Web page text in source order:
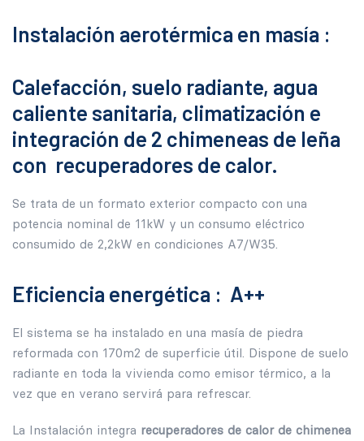
Instalación aerotérmica en masía :
Calefacción, suelo radiante, agua
caliente sanitaria, climatización e
integración de 2 chimeneas de leña
con recuperadores de calor.
Se trata de un formato exterior compacto con una
potencia nominal de 11kW y un consumo eléctrico
consumido de 2,2kW en condiciones A7/W35.
Eficiencia energética : A++
El sistema se ha instalado en una masía de piedra
reformada con 170m2 de superficie útil. Dispone de suelo
radiante en toda la vivienda como emisor térmico, a la
vez que en verano servirá para refrescar.
La Instalación integra recuperadores de calor de chimenea